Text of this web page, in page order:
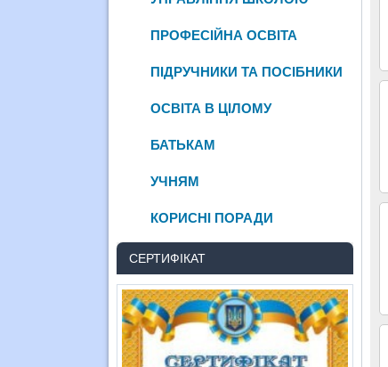
ПРОФЕСІЙНА ОСВІТА
ПІДРУЧНИКИ ТА ПОСІБНИКИ
ОСВІТА В ЦІЛОМУ
БАТЬКАМ
УЧНЯМ
КОРИСНІ ПОРАДИ
СЕРТИФІКАТ